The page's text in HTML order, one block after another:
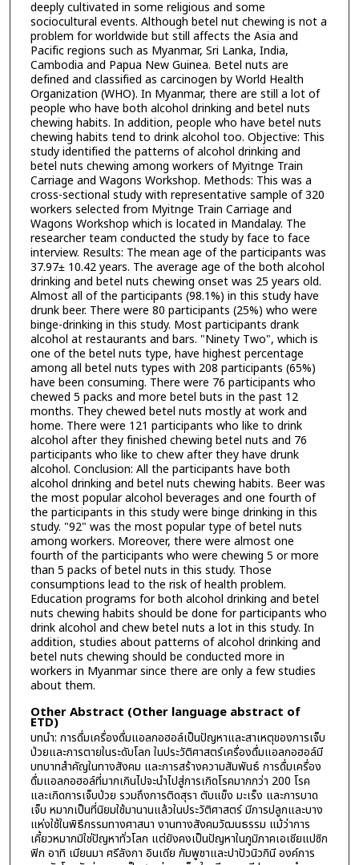
deeply cultivated in some religious and some
sociocultural events. Although betel nut chewing is not a
problem for worldwide but still affects the Asia and
Pacific regions such as Myanmar, Sri Lanka, India,
Cambodia and Papua New Guinea. Betel nuts are
defined and classified as carcinogen by World Health
Organization (WHO). In Myanmar, there are still a lot of
people who have both alcohol drinking and betel nuts
chewing habits. In addition, people who have betel nuts
chewing habits tend to drink alcohol too. Objective: This
study identified the patterns of alcohol drinking and
betel nuts chewing among workers of Myitnge Train
Carriage and Wagons Workshop. Methods: This was a
cross-sectional study with representative sample of 320
workers selected from Myitnge Train Carriage and
Wagons Workshop which is located in Mandalay. The
researcher team conducted the study by face to face
interview. Results: The mean age of the participants was
37.97± 10.42 years. The average age of the both alcohol
drinking and betel nuts chewing onset was 25 years old.
Almost all of the participants (98.1%) in this study have
drunk beer. There were 80 participants (25%) who were
binge-drinking in this study. Most participants drank
alcohol at restaurants and bars. "Ninety Two", which is
one of the betel nuts type, have highest percentage
among all betel nuts types with 208 participants (65%)
have been consuming. There were 76 participants who
chewed 5 packs and more betel buts in the past 12
months. They chewed betel nuts mostly at work and
home. There were 121 participants who like to drink
alcohol after they finished chewing betel nuts and 76
participants who like to chew after they have drunk
alcohol. Conclusion: All the participants have both
alcohol drinking and betel nuts chewing habits. Beer was
the most popular alcohol beverages and one fourth of
the participants in this study were binge drinking in this
study. "92" was the most popular type of betel nuts
among workers. Moreover, there were almost one
fourth of the participants who were chewing 5 or more
than 5 packs of betel nuts in this study. Those
consumptions lead to the risk of health problem.
Education programs for both alcohol drinking and betel
nuts chewing habits should be done for participants who
drink alcohol and chew betel nuts a lot in this study. In
addition, studies about patterns of alcohol drinking and
betel nuts chewing should be conducted more in
workers in Myanmar since there are only a few studies
about them.
Other Abstract (Other language abstract of
ETD)
บทนำ: การดื่มเครื่องดื่มแอลกอฮอล์เป็นปัญหาและสาเหตุของการเจ็บ
ป่วยและการตายในระดับโลก ในประวัติศาสตร์เครื่องดื่มแอลกอฮอล์มี
บทบาทสำคัญในทางสังคม และการสร้างความสัมพันธ์ การดื่มเครื่อง
ดื่มแอลกอฮอล์ที่มากเกินไปจะนำไปสู่การเกิดโรคมากกว่า 200 โรค
และเกิดการเจ็บป่วย รวมถึงการติดสุรา ตับแข็ง มะเร็ง และการบาด
เจ็บ หมากเป็นที่นิยมใช้มานานแล้วในประวัติศาสตร์ มีการปลูกและบาง
แห่งใช้ในพิธีกรรมทางศาสนา งานทางสังคมวัฒนธรรม แม้ว่าการ
เคี้ยวหมากมิใช่ปัญหาทั่วโลก แต่ยังคงเป็นปัญหาในภูมิภาคเอเชียแปซิก
ฟิก อาทิ เมียนมา ศรีลังกา อินเดีย กัมพูชาและปาปัวนิวกินี องค์การ